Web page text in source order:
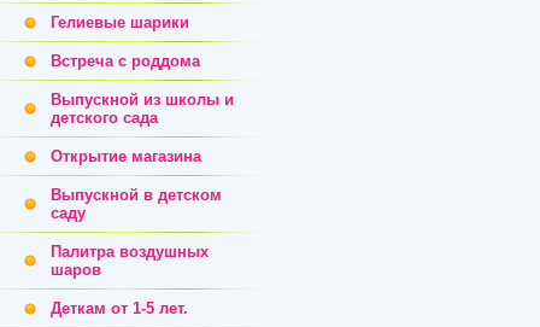
Гелиевые шарики
Встреча с роддома
Выпускной из школы и
детского сада
Открытие магазина
Выпускной в детском
саду
Палитра воздушных
шаров
Деткам от 1-5 лет.